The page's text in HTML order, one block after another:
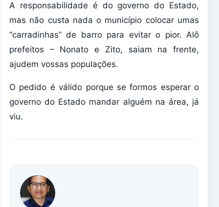
A responsabilidade é do governo do Estado,
mas não custa nada o município colocar umas
“carradinhas” de barro para evitar o pior. Alô
prefeitos – Nonato e Zito, saiam na frente,
ajudem vossas populações.
O pedido é válido porque se formos esperar o
governo do Estado mandar alguém na área, já
viu.